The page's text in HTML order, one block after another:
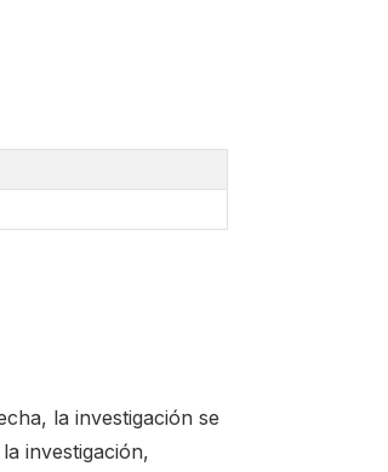
la investigación se
investigación,